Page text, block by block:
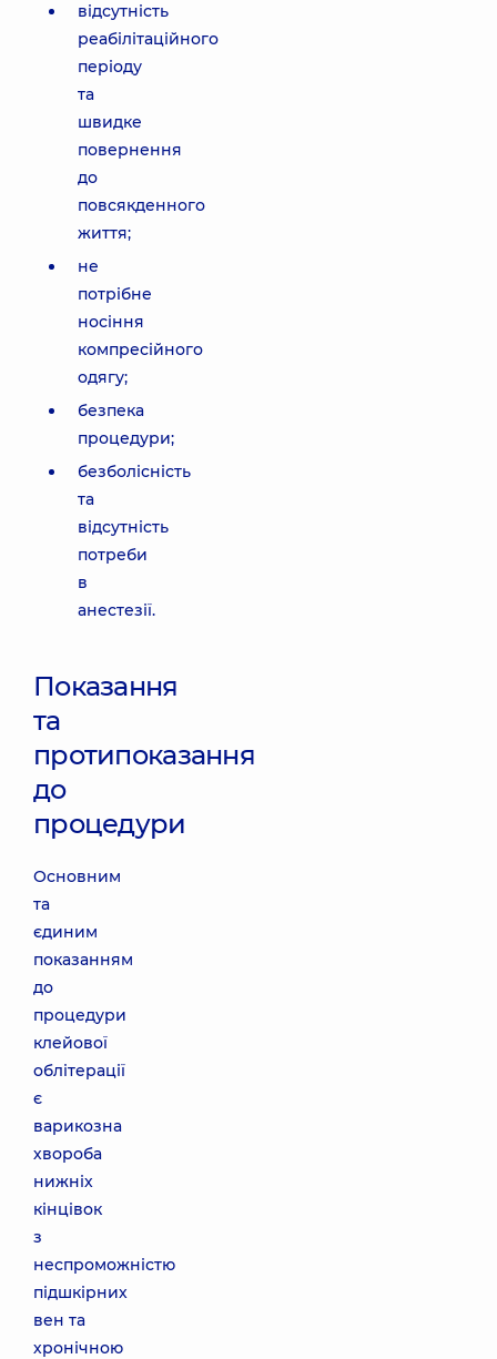
відсутність
реабілітаційного
періоду
та
швидке
повернення
до
повсякденного
життя;
не
потрібне
носіння
компресійного
одягу;
безпека
процедури;
безболісність
та
відсутність
потреби
в
анестезії.
Показання
та
протипоказання
до
процедури
Основним
та
єдиним
показанням
до
процедури
клейової
облітерації
є
варикозна
хвороба
нижніх
кінцівок
з
неспроможністю
підшкірних
вен та
хронічною